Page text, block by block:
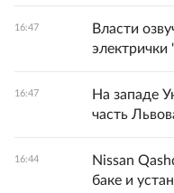
16:47
Власти
16:47
На западе
часть
16:44
Nissan
баке и